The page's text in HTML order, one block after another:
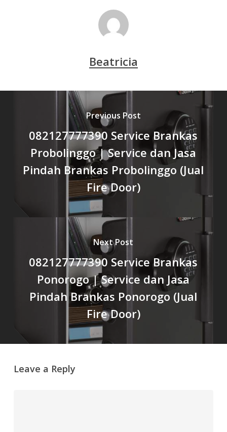
Beatricia
Previous Post
082127777390 Service Brankas
Probolinggo | Service dan Jasa
Pindah Brankas Probolinggo (Jual
Fire Door)
Next Post
082127777390 Service Brankas
Ponorogo | Service dan Jasa
Pindah Brankas Ponorogo (Jual
Fire Door)
Leave a Reply